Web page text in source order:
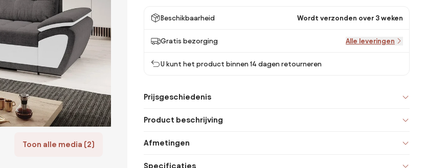
Toon alle media (2)
Beschikbaarheid Wordt verzonden over 3 weken
Gratis bezorging Alle leveringen
U kunt het product binnen 14 dagen retourneren
Prijsgeschiedenis
Product beschrijving
Afmetingen
Specificaties